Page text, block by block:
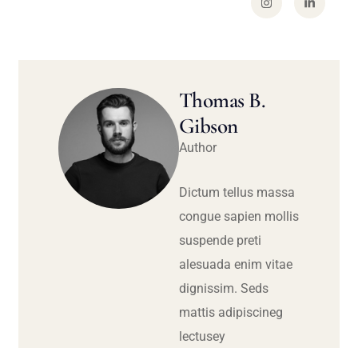
Thomas B.
Gibson
Author
Dictum tellus massa
congue sapien mollis
suspende preti
alesuada enim vitae
dignissim. Seds
mattis adipiscineg
lectusey